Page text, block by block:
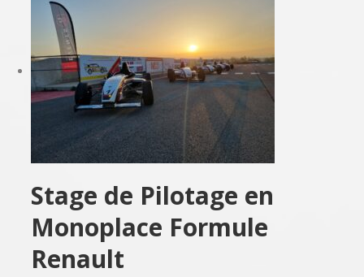
Stage de Pilotage en
Monoplace Formule
Renault